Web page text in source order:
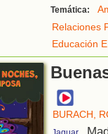
Temática:
Relaciones
Educación
BURACH,